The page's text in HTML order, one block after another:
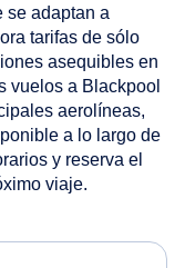
se adaptan a
tarifas de sólo
asequibles en
vuelos a Blackpool
aerolíneas,
a lo largo de
y reserva el
viaje.